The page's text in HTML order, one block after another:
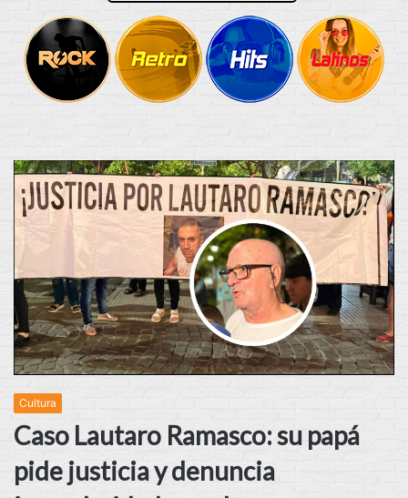
Cultura
Caso Lautaro Ramasco: su papá
pide justicia y denuncia